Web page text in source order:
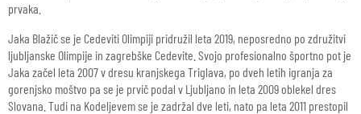
prvaka.
Jaka Blažič se je Cedeviti Olimpiji pridružil leta 2019, neposredno po združitvi
ljubljanske Olimpije in zagrebške Cedevite. Svojo profesionalno športno pot je
Jaka začel leta 2007 v dresu kranjskega Triglava, po dveh letih igranja za
gorenjsko moštvo pa se je prvič podal v Ljubljano in leta 2009 oblekel dres
Slovana. Tudi na Kodeljevem se je zadržal dve leti, nato pa leta 2011 prestopil